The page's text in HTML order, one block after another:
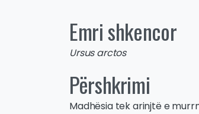
Emri shkencor
Ursus arctos
Përshkrimi
Madhësia tek arinjtë e